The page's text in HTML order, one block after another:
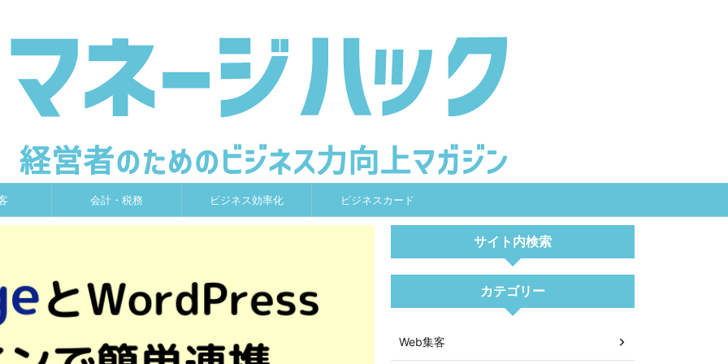
会計・税務 ビジネス効率化 ビジネスカード
サイト内検索
カテゴリー
Web集客